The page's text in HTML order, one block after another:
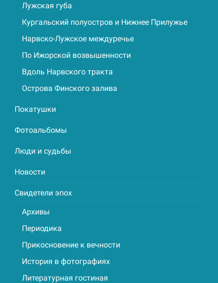
Лужская губа
Кургальский полуостров и Нижнее Прилужье
Нарвско-Лужское междуречье
По Ижорской возвышенности
Вдоль Нарвского тракта
Острова Финского залива
Покатушки
Фотоальбомы
Люди и судьбы
Новости
Свидетели эпох
Архивы
Периодика
Прикосновение к вечности
История в фотографиях
Литературная гостиная